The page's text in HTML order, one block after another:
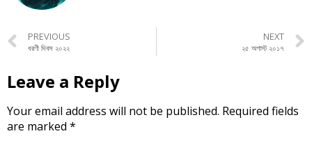
PREVIOUS
ধরণী দিবস ২০২২
NEXT
২৫ অগাস্ট ২০১৭
Leave a Reply
Your email address will not be published. Required fields
are marked *